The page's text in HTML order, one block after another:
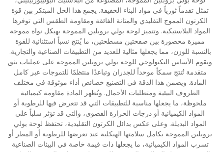
تمثل تقدماً ثورياً في مواد البناء الخفيفة. يجمع هذا الحل المبتكر بين قوة
الكرتون المموج التقليدي والمتانة الفائقة ومقاومة الطقس التي توفرها
المواد البلاستيكية. وتتميز لوحة بولي بروبلين المموجة بهيكل نواة مموجة
مميزة محصورة بين صفحتين مسطحتين، ما يُنتج نسباً استثنائية للقوة
بالنسبة للوزن، مما يجعلها مثالية للعديد من التطبيقات الصناعية والتجارية.
ويقوم الأساس التكنولوجي للوحة بولي بروبلين المموجة على عمليات بثق
متقدمة تُنتج سمكاً موحداً للجدران وتباعدًا منتظمًا للتموجات عبر كامل
المادة. ويضمن هذا الدقة في التصنيع خصائص أداء موثوقة في مختلف
الظروف البيئية ومتطلبات الأحمال. وتُظهر المادة مقاومة كيميائية
ملحوظة، ما يجعلها مناسبة للتطبيقات التي قد تتعرض فيها للرطوبة أو
المواد الكيميائية أو درجات الحرارة القصوى، والتي قد تؤثر سلباً على
المواد البديلة. وعلى عكس بدائل الكرتون التقليدية، تحتفظ لوحة بولي
بروبلين المموجة بكامل سلامتها الهيكلية عند تعرضها للرطوبة أو المطر أو
تسرب المواد الكيميائية، ما يجعلها ذات قيمة خاصة في البيئات الصناعية